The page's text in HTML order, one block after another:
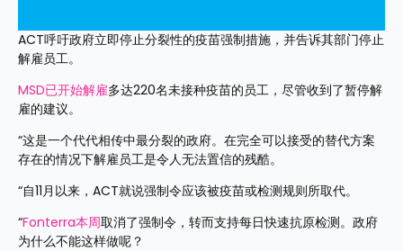
ACT呼吁政府立即停止分裂性的疫苗强制措施，并告诉其部门停止
解雇员工。
MSD已开始解雇多达220名未接种疫苗的员工，尽管收到了暂停解
雇的建议。
“这是一个代代相传中最分裂的政府。在完全可以接受的替代方案
存在的情况下解雇员工是令人无法置信的残酷。
“自11月以来，ACT就说强制令应该被疫苗或检测规则所取代。
“Fonterra本周取消了强制令，转而支持每日快速抗原检测。政府
为什么不能这样做呢？